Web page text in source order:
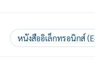
หนังสืออิเล็กทรอนิกส์